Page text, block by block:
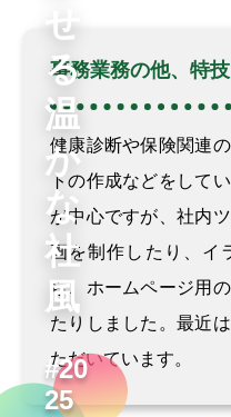
せ
る
温
か
な
社
風
#20
25
事務業務の他、特
健康診断や保険関連
トの作成などをして
が中心ですが、社内
画を制作したり、イ
ら、ホームページ用
たりしました。最近
ただいています。